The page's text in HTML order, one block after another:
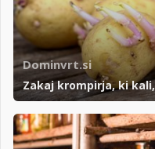
Dominvrt.si
Zakaj krompirja, ki